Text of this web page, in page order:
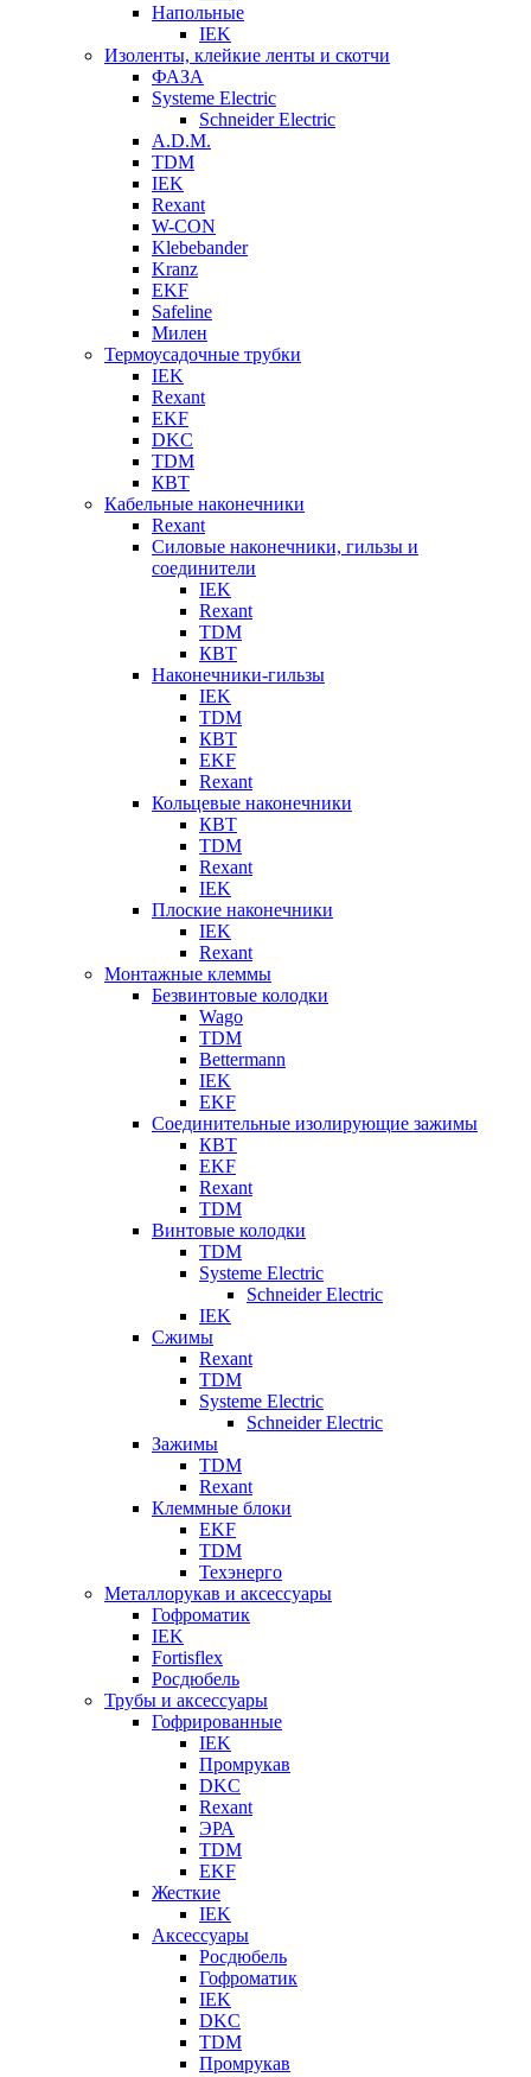
Напольные
IEK
Изоленты, клейкие ленты и скотчи
ФАЗА
Systeme Electric
Schneider Electric
A.D.M.
TDM
IEK
Rexant
W-CON
Klebebander
Kranz
EKF
Safeline
Милен
Термоусадочные трубки
IEK
Rexant
EKF
DKC
TDM
КВТ
Кабельные наконечники
Rexant
Силовые наконечники, гильзы и
соединители
IEK
Rexant
TDM
КВТ
Наконечники-гильзы
IEK
TDM
КВТ
EKF
Rexant
Кольцевые наконечники
КВТ
TDM
Rexant
IEK
Плоские наконечники
IEK
Rexant
Монтажные клеммы
Безвинтовые колодки
Wago
TDM
Bettermann
IEK
EKF
Соединительные изолирующие зажимы
КВТ
EKF
Rexant
TDM
Винтовые колодки
TDM
Systeme Electric
Schneider Electric
IEK
Сжимы
Rexant
TDM
Systeme Electric
Schneider Electric
Зажимы
TDM
Rexant
Клеммные блоки
EKF
TDM
Техэнерго
Металлорукав и аксессуары
Гофроматик
IEK
Fortisflex
Росдюбель
Трубы и аксессуары
Гофрированные
IEK
Промрукав
DKC
Rexant
ЭРА
TDM
EKF
Жесткие
IEK
Аксессуары
Росдюбель
Гофроматик
IEK
DKC
TDM
Промрукав